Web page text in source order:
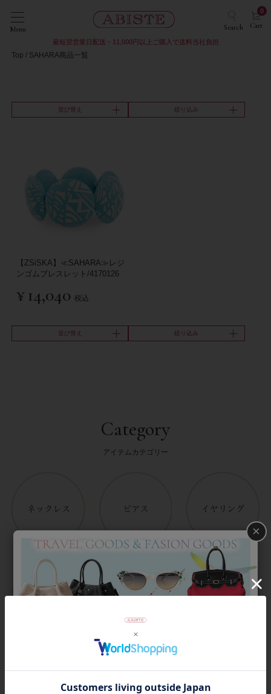
Menu Search Cart
0
最短翌営業日配送・11,000円以上ご購入で送料当社負担
Top SAHARA商品一覧
並び替え 絞り込み
【ZSiSKA】≪SAHARA≫レジ
ンゴムブレスレット/4170126
¥ 14,040 税込
並び替え 絞り込み
Category
アイテムカテゴリー
×